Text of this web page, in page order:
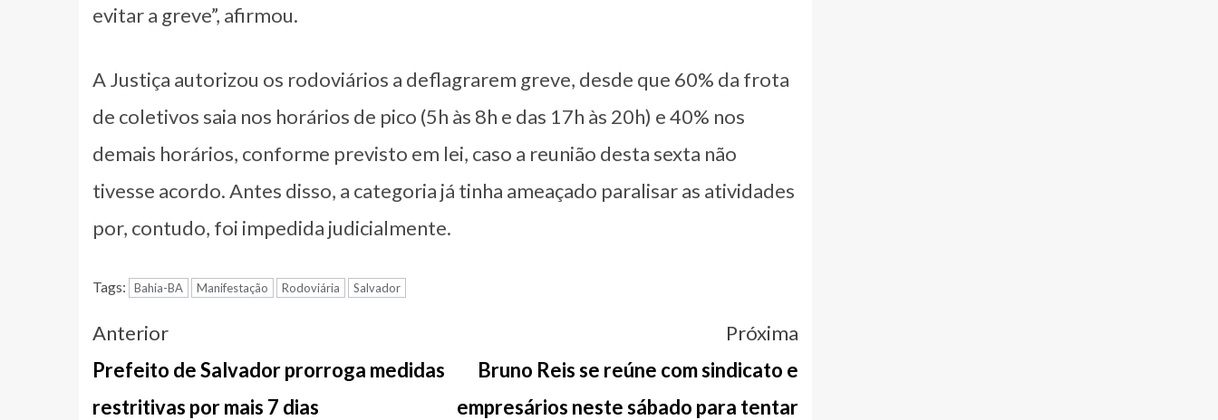
evitar a greve”, afirmou.
A Justiça autorizou os rodoviários a deflagrarem greve, desde que 60% da frota
de coletivos saia nos horários de pico (5h às 8h e das 17h às 20h) e 40% nos
demais horários, conforme previsto em lei, caso a reunião desta sexta não
tivesse acordo. Antes disso, a categoria já tinha ameaçado paralisar as atividades
por, contudo, foi impedida judicialmente.
Tags: Bahia-BA Manifestação Rodoviária Salvador
Navegação
entre
notícias
Anterior
Prefeito de Salvador prorroga medidas
restritivas por mais 7 dias
Próxima
Bruno Reis se reúne com sindicato e
empresários neste sábado para tentar